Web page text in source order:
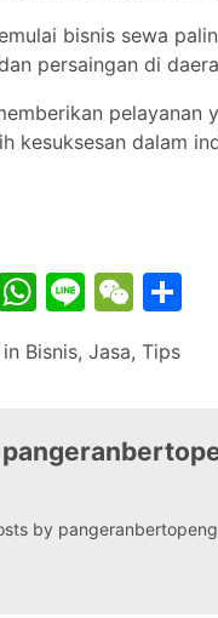
bisnis sewa
persaingan di
kesuksesan dalam
WhatsApp
Line
Bisnis, Jasa, Tips
by pangeranbertopeng